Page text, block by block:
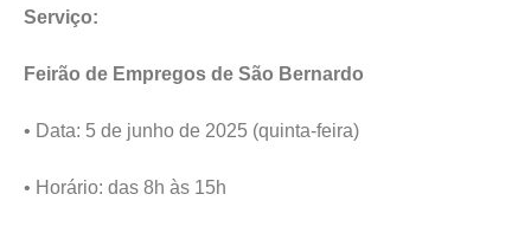
Serviço:
Feirão de Empregos de São Bernardo
• Data: 5 de junho de 2025 (quinta-feira)
• Horário: das 8h às 15h